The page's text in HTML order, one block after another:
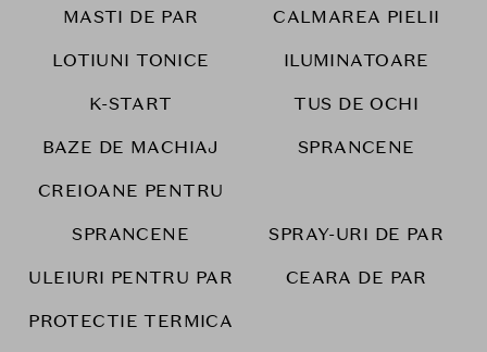
MASTI DE PAR
CALMAREA PIELII
LOTIUNI TONICE
ILUMINATOARE
K-START
TUS DE OCHI
BAZE DE MACHIAJ
SPRANCENE
CREIOANE PENTRU
SPRANCENE
SPRAY-URI DE PAR
ULEIURI PENTRU PAR
CEARA DE PAR
PROTECTIE TERMICA